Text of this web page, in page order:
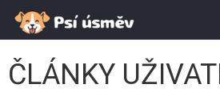
ČLÁNKY